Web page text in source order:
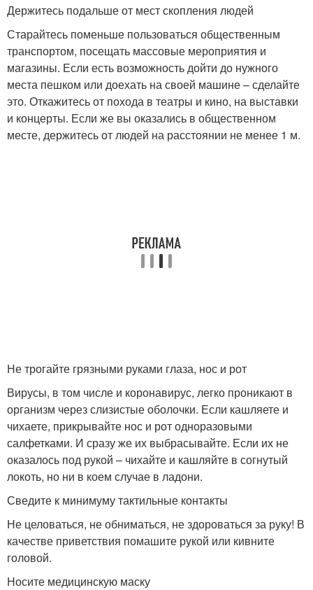
Держитесь подальше от мест скопления людей
Старайтесь поменьше пользоваться общественным
транспортом, посещать массовые мероприятия и
магазины. Если есть возможность дойти до нужного
места пешком или доехать на своей машине – сделайте
это. Откажитесь от похода в театры и кино, на выставки
и концерты. Если же вы оказались в общественном
месте, держитесь от людей на расстоянии не менее 1 м.
Не трогайте грязными руками глаза, нос и рот
Вирусы, в том числе и коронавирус, легко проникают в
организм через слизистые оболочки. Если кашляете и
чихаете, прикрывайте нос и рот одноразовыми
салфетками. И сразу же их выбрасывайте. Если их не
оказалось под рукой – чихайте и кашляйте в согнутый
локоть, но ни в коем случае в ладони.
Сведите к минимуму тактильные контакты
Не целоваться, не обниматься, не здороваться за руку! В
качестве приветствия помашите рукой или кивните
головой.
Носите медицинскую маску